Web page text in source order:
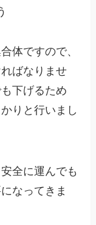
体ですので、
ばなりませ
下げるため
りと行いまし
全に運んでも
なってきま